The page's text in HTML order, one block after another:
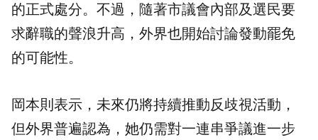
的正式處分。不過，隨著市議會內部及選民要
求辭職的聲浪升高，外界也開始討論發動罷免
的可能性。
岡本則表示，未來仍將持續推動反歧視活動，
但外界普遍認為，她仍需對一連串爭議進一步